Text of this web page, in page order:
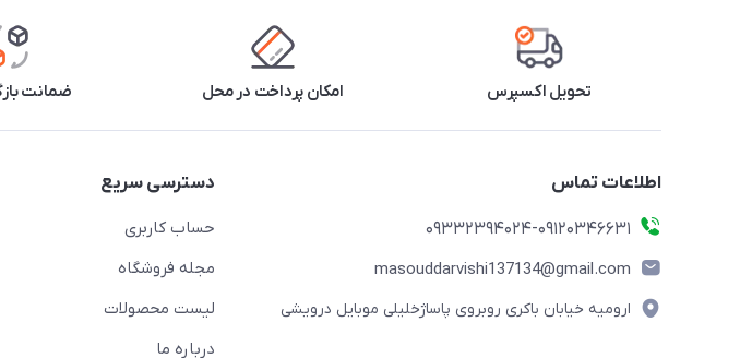
تحویل اکسپرس امکان پرداخت در محل ضمانت
اطلاعات تماس
09332394024-09120346631
masouddarvishi137134@gmail.com
ارومیه خیابان باکری روبروی پاساژخلیلی موبایل درویشی
دسترسی سریع
حساب کاربری
مجله فروشگاه
لیست محصولات
درباره ما